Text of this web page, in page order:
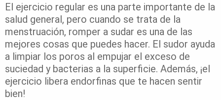
El ejercicio regular es una parte importante de la
salud general, pero cuando se trata de la
menstruación, romper a sudar es una de las
mejores cosas que puedes hacer. El sudor ayuda
a limpiar los poros al empujar el exceso de
suciedad y bacterias a la superficie. Además, ¡el
ejercicio libera endorfinas que te hacen sentir
bien!